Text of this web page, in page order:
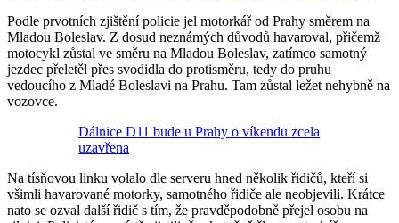
Podle prvotních zjištění policie jel motorkář od Prahy směrem na
Mladou Boleslav. Z dosud neznámých důvodů havaroval, přičemž
motocykl zůstal ve směru na Mladou Boleslav, zatímco samotný
jezdec přeletěl přes svodidla do protisměru, tedy do pruhu
vedoucího z Mladé Boleslavi na Prahu. Tam zůstal ležet nehybně na
vozovce.
Dálnice D11 bude u Prahy o víkendu zcela
uzavřena
Na tísňovou linku volalo dle serveru hned několik řidičů, kteří si
všimli havarované motorky, samotného řidiče ale neobjevili. Krátce
nato se ozval další řidič s tím, že pravděpodobně přejel osobu na